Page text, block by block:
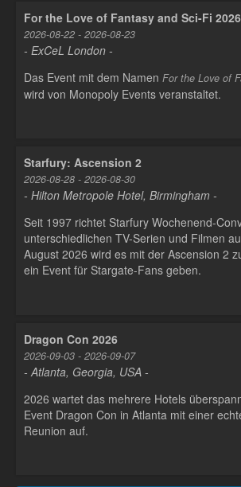
For the Love of Fantasy and Sci-Fi 2026
2026-08-22 - 2026-08-23
- ExCeL London -
Das Event mit dem Namen For the Love of
wird von Monopoly Events veranstaltet.
Starfury: Ascension 2
2026-08-28 - 2026-08-30
- Hilton Metropole Hotel, Birmingham -
Seit 1997 richtet Starfury Wochenend-
unterschiedlichen TV-Serien und Filmen
August 2026 wird es mit der Ascension 2
ein Event für Stargate-Fans geben.
Dragon Con 2026
2026-09-03 - 2026-09-07
- Atlanta, Georgia, USA -
2026 wartet das mehrere Hotels
Event Dragon Con in Atlanta mit einer
Reunion auf.